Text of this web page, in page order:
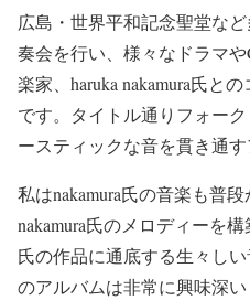
広島・世界平和記念聖堂な
奏会を行い、様々なドラマ
楽家、haruka nakamura氏と
です。タイトル通りフォー
ースティックな音を貫き通す
私はnakamura氏の音楽も普
nakamura氏のメロディーを
氏の作品に通底する生々し
のアルバムは非常に興味深